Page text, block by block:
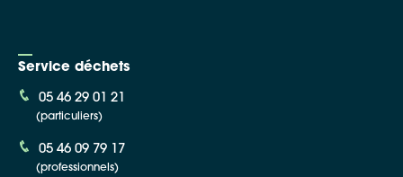
Service déchets
05 46 29 01 21
(particuliers)
05 46 09 79 17
(professionnels)